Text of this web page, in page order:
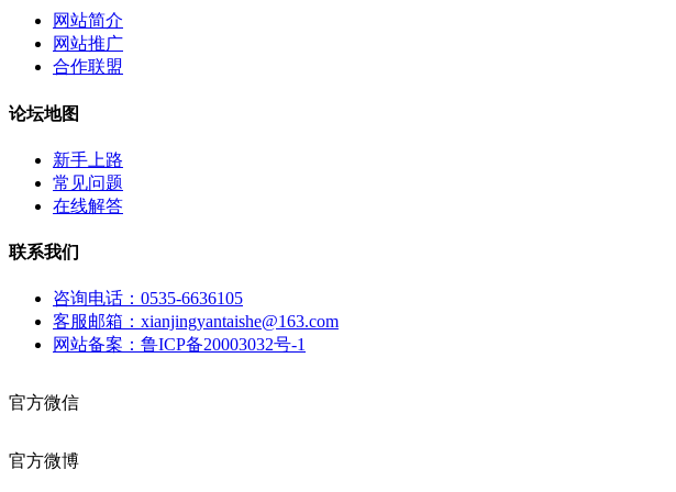
网站简介
网站推广
合作联盟
论坛地图
新手上路
常见问题
在线解答
联系我们
咨询电话：0535-6636105
客服邮箱：xianjingyantaishe@163.com
网站备案：鲁ICP备20003032号-1
官方微信
官方微博